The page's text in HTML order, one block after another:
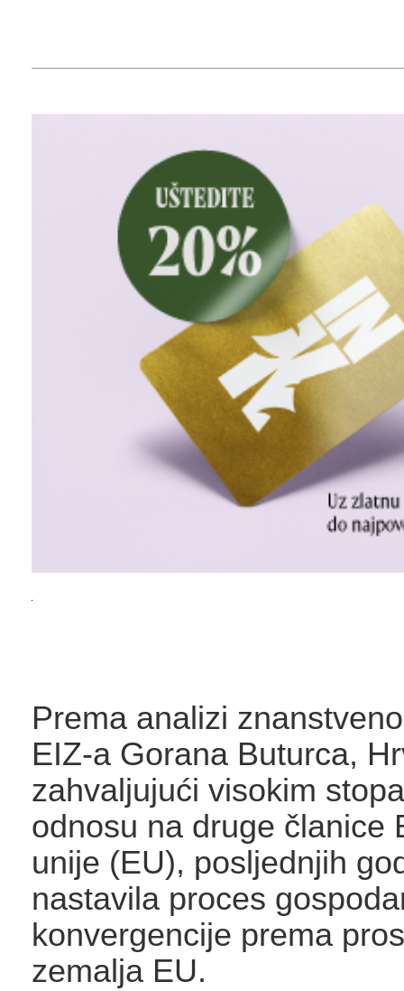
Prema analizi
EIZ-a Gorana Buturca,
zahvaljujući visokim
odnosu na druge članice
unije (EU), posljednjih
nastavila proces
konvergencije prema
zemalja EU.